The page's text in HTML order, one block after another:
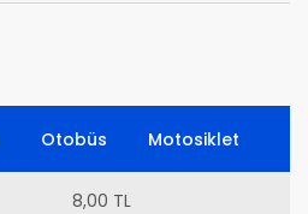
Otobüs Motosiklet
8,00 TL